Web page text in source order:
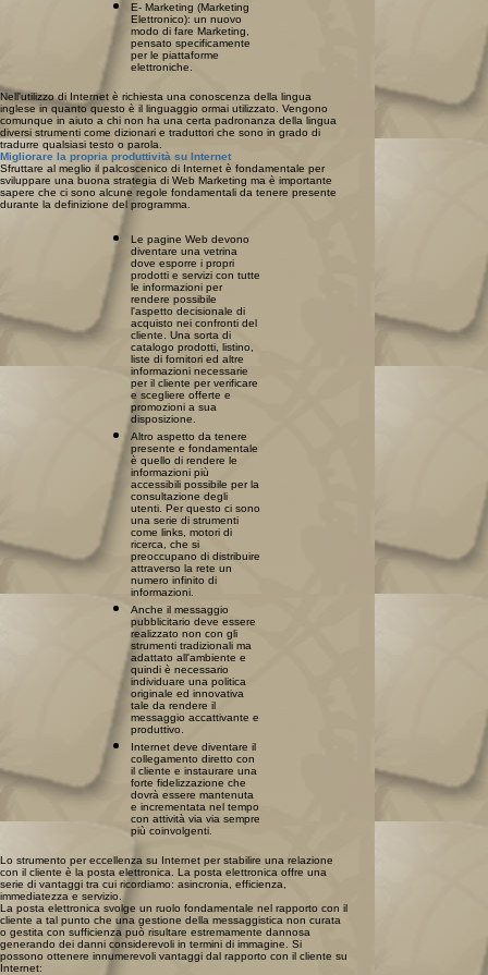
E- Marketing (Marketing
Elettronico): un nuovo
modo di fare Marketing,
pensato specificamente
per le piattaforme
elettroniche.
Nell'utilizzo di Internet è richiesta una conoscenza della lingua
inglese in quanto questo è il linguaggio ormai utilizzato. Vengono
comunque in aiuto a chi non ha una certa padronanza della lingua
diversi strumenti come dizionari e traduttori che sono in grado di
tradurre qualsiasi testo o parola.
Migliorare la propria produttività su Internet
Sfruttare al meglio il palcoscenico di Internet è fondamentale per
sviluppare una buona strategia di Web Marketing ma è importante
sapere che ci sono alcune regole fondamentali da tenere presente
durante la definizione del programma.
Le pagine Web devono
diventare una vetrina
dove esporre i propri
prodotti e servizi con tutte
le informazioni per
rendere possibile
l'aspetto decisionale di
acquisto nei confronti del
cliente. Una sorta di
catalogo prodotti, listino,
liste di fornitori ed altre
informazioni necessarie
per il cliente per verificare
e scegliere offerte e
promozioni a sua
disposizione.
Altro aspetto da tenere
presente e fondamentale
è quello di rendere le
informazioni più
accessibili possibile per la
consultazione degli
utenti. Per questo ci sono
una serie di strumenti
come links, motori di
ricerca, che si
preoccupano di distribuire
attraverso la rete un
numero infinito di
informazioni.
Anche il messaggio
pubblicitario deve essere
realizzato non con gli
strumenti tradizionali ma
adattato all'ambiente e
quindi è necessario
individuare una politica
originale ed innovativa
tale da rendere il
messaggio accattivante e
produttivo.
Internet deve diventare il
collegamento diretto con
il cliente e instaurare una
forte fidelizzazione che
dovrà essere mantenuta
e incrementata nel tempo
con attività via via sempre
più coinvolgenti.
Lo strumento per eccellenza su Internet per stabilire una relazione
con il cliente è la posta elettronica. La posta elettronica offre una
serie di vantaggi tra cui ricordiamo: asincronia, efficienza,
immediatezza e servizio.
La posta elettronica svolge un ruolo fondamentale nel rapporto con il
cliente a tal punto che una gestione della messaggistica non curata
o gestita con sufficienza può risultare estremamente dannosa
generando dei danni considerevoli in termini di immagine. Si
possono ottenere innumerevoli vantaggi dal rapporto con il cliente su
Internet: